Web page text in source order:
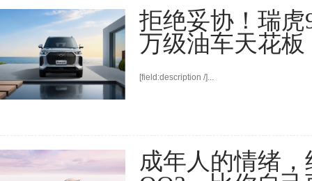
拒绝妥协！瑞虎
万级油车天花板
[field:description /]...
成年人的情绪